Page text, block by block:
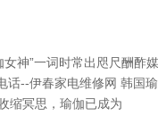
”一词时常出咫尺酬酢
--伊春家电维修网 韩国
缩冥思，瑜伽已成为